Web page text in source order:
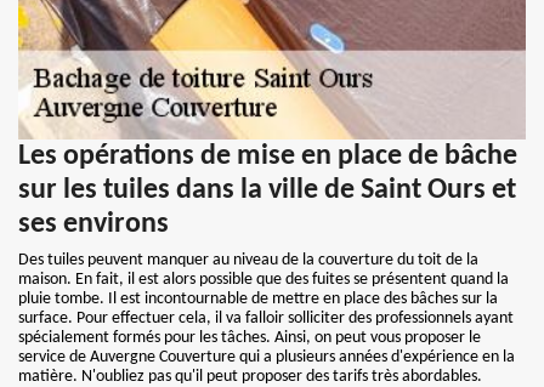
Les opérations de mise en place de bâche
sur les tuiles dans la ville de Saint Ours et
ses environs
Des tuiles peuvent manquer au niveau de la couverture du toit de la
maison. En fait, il est alors possible que des fuites se présentent quand la
pluie tombe. Il est incontournable de mettre en place des bâches sur la
surface. Pour effectuer cela, il va falloir solliciter des professionnels ayant
spécialement formés pour les tâches. Ainsi, on peut vous proposer le
service de Auvergne Couverture qui a plusieurs années d'expérience en la
matière. N'oubliez pas qu'il peut proposer des tarifs très abordables.